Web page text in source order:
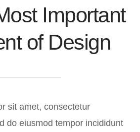
Important
of Design
sit amet, consectetur
do eiusmod tempor incididunt